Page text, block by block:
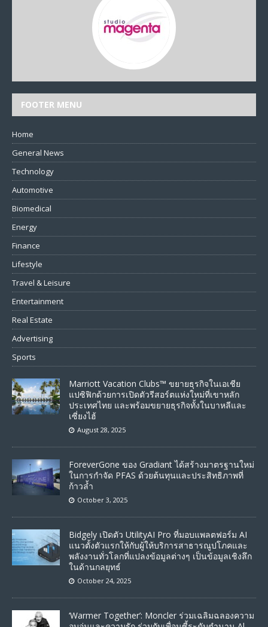
FOOTER MENU
Home
General News
Technology
Automotive
Biomedical
Energy
Finance
Lifestyle
Travel & Leisure
Entertainment
Real Estate
Advertising
Sports
Marriott Vacation Clubs™ ขยายธุรกิจในเอเชีย
แปซิฟิกด้วยการเปิดตัวรีสอร์ตแห่งใหม่ที่เขาหลัก
ประเทศไทย และพร้อมขยายธุรกิจทั้งในบาหลีและ
เซี่ยงไฮ้
August 28, 2025
ForeverGone ของ Gradiant ได้สร้างมาตรฐานใหม่
ในการกำจัด PFAS ด้วยต้นทุนและประสิทธิภาพที่
ก้าวล้ำ
October 3, 2025
Bidgely เปิดตัว UtilityAI Pro ที่มอบแพลตฟอร์ม AI
แนวตั้งตัวแรกให้กับผู้ให้บริการสาธารณูปโภคและ
พลังงานทั่วโลกที่แปลงข้อมูลต่างๆ เป็นข้อมูลเชิงลึก
ในด้านกลยุทธ์
October 24, 2025
‘Warmer Together’: Moncler ร่วมเฉลิมฉลองความ